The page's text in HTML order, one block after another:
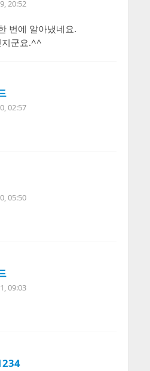
20:52
번에 알아냈네요.
지군요.^^
02:57
05:50
09:03